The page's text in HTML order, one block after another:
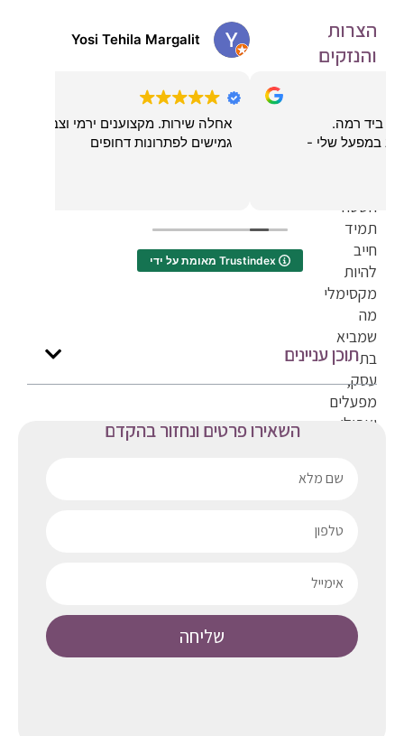
הצרות
והנזקים
לגרום
השטח
תמיד
חייב
להיות
מקסימלי
מה
שמביא
בתי
עסק,
מפעלים
ואפילו
מרתפים
קומות
מתחת
לפני
האדמה.
Yosi Tehila Margalit
אחלה שירות. מקצוענים ירמי וצביקה וכל הצוות.
גמישים לפתרונות דחופים
מאומת על ידי Trustindex
תוכן עניינים
השאירו פרטים ונחזור בהקדם
שליחה